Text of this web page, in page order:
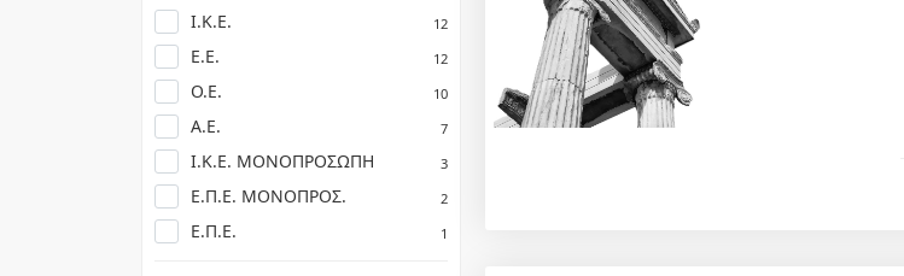
Ι.Κ.Ε. 12
Ε.Ε. 12
Ο.Ε. 10
Α.Ε. 7
Ι.Κ.Ε. ΜΟΝΟΠΡΟΣΩΠΗ 3
Ε.Π.Ε. ΜΟΝΟΠΡΟΣ. 2
Ε.Π.Ε. 1